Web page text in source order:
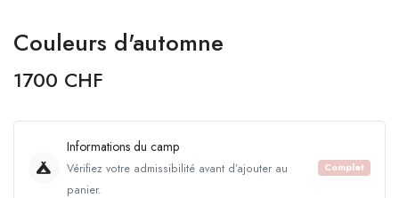
Couleurs d'automne
1700 CHF
Informations du camp
Vérifiez votre admissibilité avant d’ajouter au
panier.
Complet